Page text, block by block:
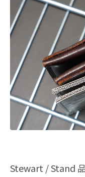
Stewart / Stand